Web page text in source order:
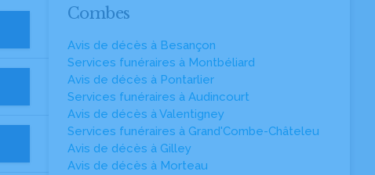
Combes
Avis de décès à Besançon
Services funéraires à Montbéliard
Avis de décès à Pontarlier
Services funéraires à Audincourt
Avis de décès à Valentigney
Services funéraires à Grand'Combe-Châteleu
Avis de décès à Gilley
Avis de décès à Morteau